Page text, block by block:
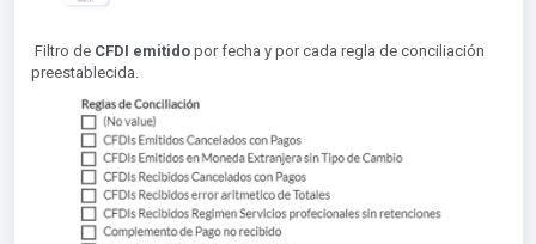
Filtro de CFDI emitidopor fecha y por cada regla de conciliación
preestablecida.